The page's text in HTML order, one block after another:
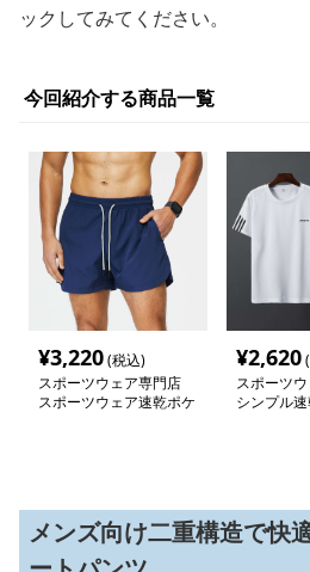
ックしてみてください。
今回紹介する商品一覧
¥3,220(税込)
スポーツウェア専門店
スポーツウェア速乾ポケ
¥2,620
スポーツ
シンプル
メンズ向け二重構造で快